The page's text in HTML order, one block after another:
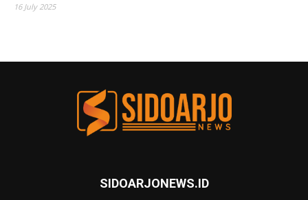
16 July 2025
SIDOARJONEWS.ID